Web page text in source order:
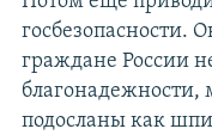
госбезопасности.
граждане России
благонадежности,
подосланы как